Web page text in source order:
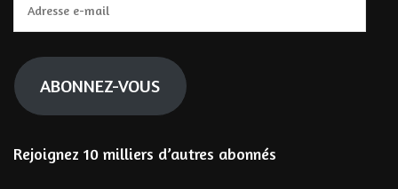
e-
mail
ABONNEZ-VOUS
Rejoignez 10 milliers d’autres abonnés